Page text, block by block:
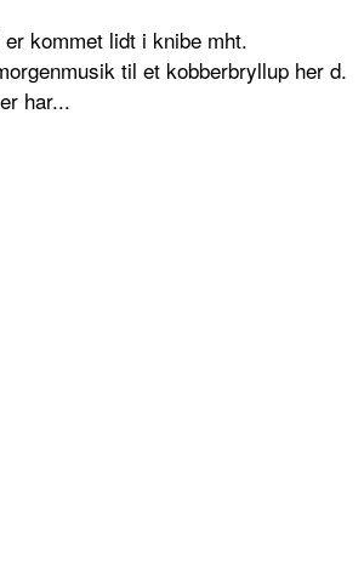
kommet lidt i knibe mht.
til et kobberbryllup her d.
har...